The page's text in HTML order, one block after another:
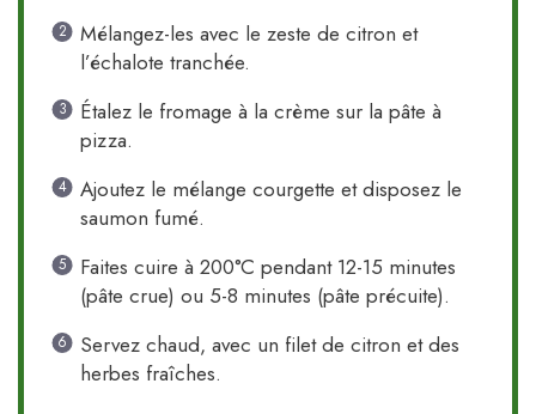
Mélangez-les avec le zeste de citron et
l’échalote tranchée.
Étalez le fromage à la crème sur la pâte à
pizza.
Ajoutez le mélange courgette et disposez le
saumon fumé.
Faites cuire à 200°C pendant 12-15 minutes
(pâte crue) ou 5-8 minutes (pâte précuite).
Servez chaud, avec un filet de citron et des
herbes fraîches.